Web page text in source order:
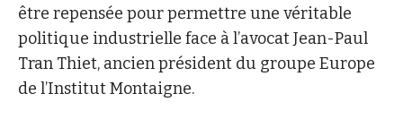
être repensée pour permettre une véritable
politique industrielle face à l’avocat Jean-Paul
Tran Thiet, ancien président du groupe Europe
de l’Institut Montaigne.